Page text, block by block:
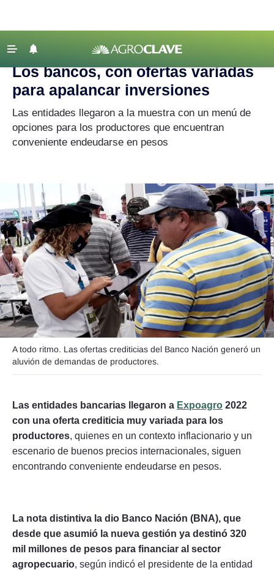
Lechería
Tecnología
Agenda
Regionales
Clima
Agronegocios
Mercados
Seguinos
‹ VOLVER
Agroclave Expoagro
Los bancos, con ofertas variadas
para apalancar inversiones
Las entidades llegaron a la muestra con un menú de
opciones para los productores que encuentran
conveniente endeudarse en pesos
A todo ritmo. Las ofertas crediticias del Banco Nación generó un
aluvión de demandas de productores.
Las entidades bancarias llegaron a Expoagro 2022
con una oferta crediticia muy variada para los
productores, quienes en un contexto inflacionario y un
escenario de buenos precios internacionales, siguen
encontrando conveniente endeudarse en pesos.
La nota distintiva la dio Banco Nación (BNA), que
desde que asumió la nueva gestión ya destinó 320
mil millones de pesos para financiar al sector
agropecuario, según indicó el presidente de la entidad